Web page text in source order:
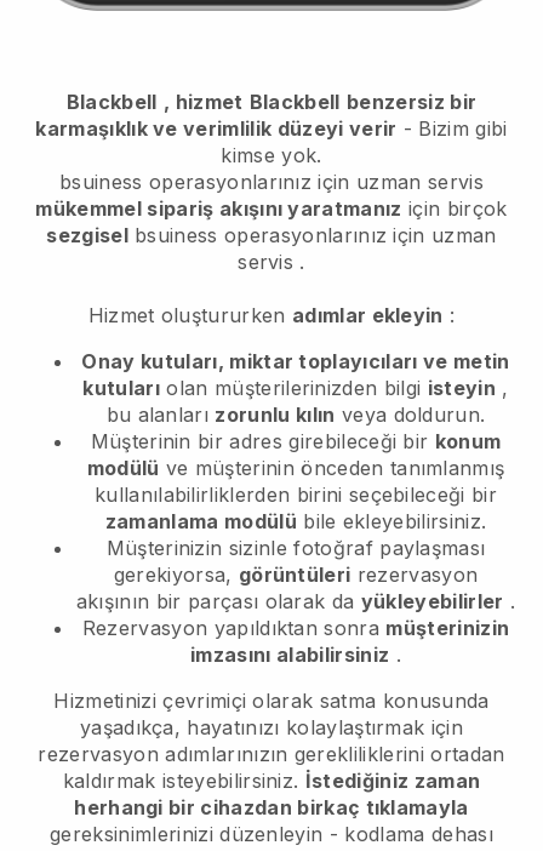
Blackbell , hizmet Blackbell benzersiz bir
karmaşıklık ve verimlilik düzeyi verir - Bizim gibi
kimse yok.
bsuiness operasyonlarınız için uzman servis
mükemmel sipariş akışını yaratmanız için birçok
sezgisel bsuiness operasyonlarınız için uzman
servis .
Hizmet oluştururken adımlar ekleyin :
Onay kutuları, miktar toplayıcıları ve metin
kutuları olan müşterilerinizden bilgi isteyin ,
bu alanları zorunlu kılın veya doldurun.
Müşterinin bir adres girebileceği bir konum
modülü ve müşterinin önceden tanımlanmış
kullanılabilirliklerden birini seçebileceği bir
zamanlama modülü bile ekleyebilirsiniz.
Müşterinizin sizinle fotoğraf paylaşması
gerekiyorsa, görüntüleri rezervasyon
akışının bir parçası olarak da yükleyebilirler .
Rezervasyon yapıldıktan sonra müşterinizin
imzasını alabilirsiniz .
Hizmetinizi çevrimiçi olarak satma konusunda
yaşadıkça, hayatınızı kolaylaştırmak için
rezervasyon adımlarınızın gerekliliklerini ortadan
kaldırmak isteyebilirsiniz. İstediğiniz zaman
herhangi bir cihazdan birkaç tıklamayla
gereksinimlerinizi düzenleyin - kodlama dehası